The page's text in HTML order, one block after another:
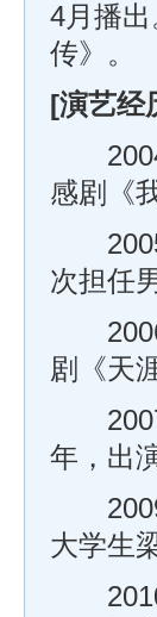
4月播
传》。
[演艺经
2004
感剧《
2005
次担任
2006
剧《天
2007
年，出
2009
大学生
2010